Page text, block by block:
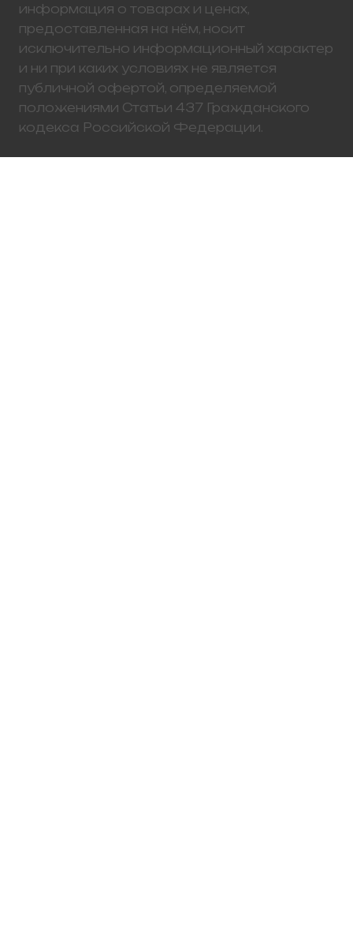
информация о товарах и ценах,
предоставленная на нём, носит
исключительно информационный характер
и ни при каких условиях не является
публичной офертой, определяемой
положениями Статьи 437 Гражданского
кодекса Российской Федерации.